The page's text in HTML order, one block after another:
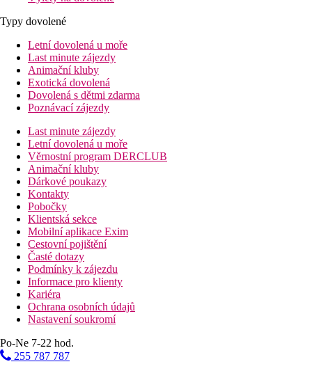
Typy dovolené
Letní dovolená u moře
Last minute zájezdy
Animační kluby
Exotická dovolená
Dovolená s dětmi zdarma
Poznávací zájezdy
Last minute zájezdy
Letní dovolená u moře
Věrnostní program DERCLUB
Animační kluby
Dárkové poukazy
Kontakty
Pobočky
Klientská sekce
Mobilní aplikace Exim
Cestovní pojištění
Časté dotazy
Podmínky k zájezdu
Informace pro klienty
Kariéra
Ochrana osobních údajů
Nastavení soukromí
Po-Ne 7-22 hod.
255 787 787